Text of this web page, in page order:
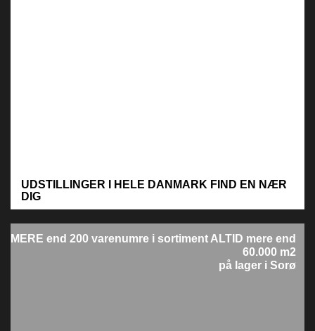
UDSTILLINGER I HELE DANMARK FIND EN NÆR
DIG
M ERE end 200 varenumre i sortiment ALTID mere end
60.000 m2
på lager i Sorø